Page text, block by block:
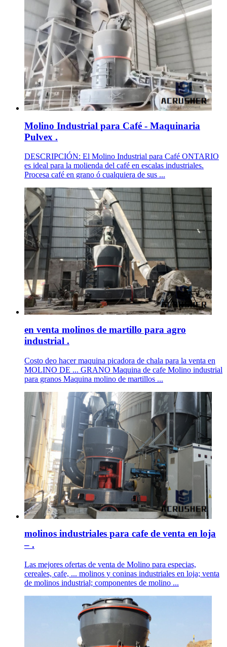
Molino Industrial para Café - Maquinaria
Pulvex .
DESCRIPCIÓN: El Molino Industrial para Café ONTARIO
es ideal para la molienda del café en escalas industriales.
Procesa café en grano ó cualquiera de sus ...
en venta molinos de martillo para agro
industrial .
Costo deo hacer maquina picadora de chala para la venta en
MOLINO DE ... GRANO Maquina de cafe Molino industrial
para granos Maquina molino de martillos ...
molinos industriales para cafe de venta en loja
– .
Las mejores ofertas de venta de Molino para especias,
cereales, cafe, ... molinos y coninas industriales en loja; venta
de molinos industrial; componentes de molino ...